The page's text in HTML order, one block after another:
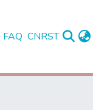
FAQ CNRST